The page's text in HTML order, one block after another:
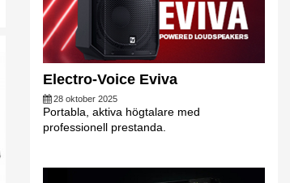
Electro-Voice Eviva
28 oktober 2025
Portabla, aktiva högtalare med
professionell prestanda.